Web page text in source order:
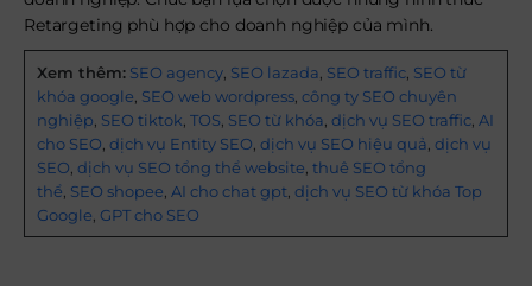
Retargeting phù hợp cho doanh nghiệp của mình.
Xem thêm: SEO agency SEO lazada SEO traffic SEO từ
khóa google SEO web wordpress công ty SEO chuyên
nghiệp SEO tiktok TOS SEO từ khóa dịch vụ SEO traffic AI
cho SEO dịch vụ Entity SEO dịch vụ SEO hiệu quả dịch vụ
SEO dịch vụ SEO tổng thể website thuê SEO tổng
thể SEO shopee AI cho chat gpt dịch vụ SEO từ khóa Top
Google GPT cho SEO